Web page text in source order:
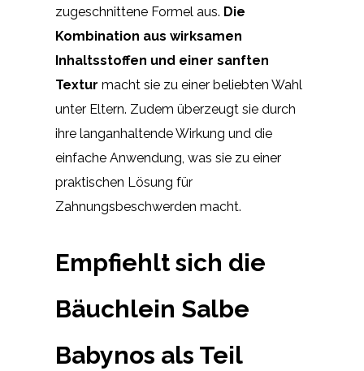
zugeschnittene Formel aus. Die
Kombination aus wirksamen
Inhaltsstoffen und einer sanften
Textur macht sie zu einer beliebten Wahl
unter Eltern. Zudem überzeugt sie durch
ihre langanhaltende Wirkung und die
einfache Anwendung, was sie zu einer
praktischen Lösung für
Zahnungsbeschwerden macht.
Empfiehlt sich die
Bäuchlein Salbe
Babynos als Teil